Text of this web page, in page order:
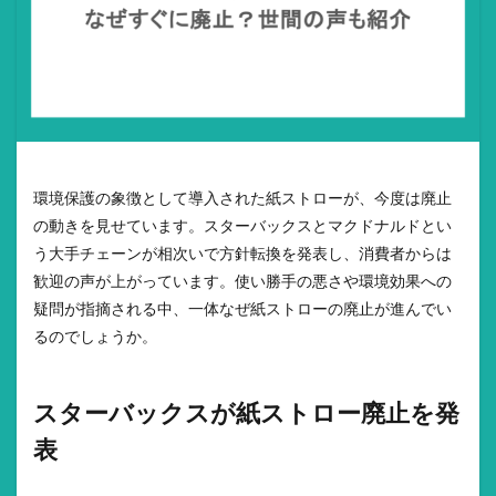
環境保護の象徴として導入された紙ストローが、今度は廃止
の動きを見せています。スターバックスとマクドナルドとい
う大手チェーンが相次いで方針転換を発表し、消費者からは
歓迎の声が上がっています。使い勝手の悪さや環境効果への
疑問が指摘される中、一体なぜ紙ストローの廃止が進んでい
るのでしょうか。
スターバックスが紙ストロー廃止を発
表